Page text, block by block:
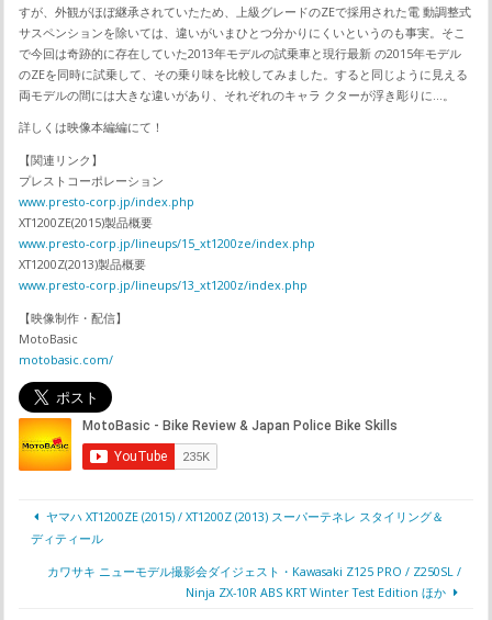
すが、外観がほぼ継承されていたため、上級グレードのZEで採用された電 動調整式
サスペンションを除いては、違いがいまひとつ分かりにくいというのも事実。そこ
で今回は奇跡的に存在していた2013年モデルの試乗車と現行最新 の2015年モデル
のZEを同時に試乗して、その乗り味を比較してみました。すると同じように見える
両モデルの間には大きな違いがあり、それぞれのキャラ クターが浮き彫りに…。
詳しくは映像本編編にて！
【関連リンク】
プレストコーポレーション
www.presto-corp.jp/index.php
XT1200ZE(2015)製品概要
www.presto-corp.jp/lineups/15_xt1200ze/index.php
XT1200Z(2013)製品概要
www.presto-corp.jp/lineups/13_xt1200z/index.php
【映像制作・配信】
MotoBasic
motobasic.com/
ヤマハ XT1200ZE (2015) / XT1200Z (2013) スーパーテネレ スタイリング＆
ディティール
カワサキ ニューモデル撮影会ダイジェスト・Kawasaki Z125 PRO / Z250SL /
Ninja ZX-10R ABS KRT Winter Test Edition ほか